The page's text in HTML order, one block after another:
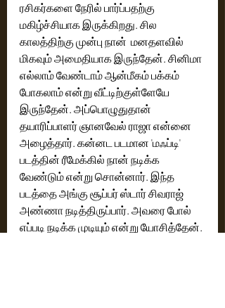
ரசிகர்களை நேரில் பார்ப்பதற்கு
மகிழ்ச்சியாக இருக்கிறது. சில
காலத்திற்கு முன்பு நான்  மனதளவில்
மிகவும் அமைதியாக இருந்தேன். சினிமா
எல்லாம் வேண்டாம் ஆன்மீகம் பக்கம்
போகலாம் என்று வீட்டிற்குள்ளேயே
இருந்தேன். அப்பொழுதுதான்
தயாரிப்பாளர் ஞானவேல் ராஜா என்னை
அழைத்தார். கன்னட படமான 'மஃப்டி'
படத்தின் ரீமேக்கில் நான் நடிக்க
வேண்டும் என்று சொன்னார். இந்த
படத்தை அங்கு சூப்பர் ஸ்டார் சிவராஜ்
அண்ணா நடித்திருப்பார். அவரை போல்
எப்படி நடிக்க முடியும் என்று யோசித்தேன்.